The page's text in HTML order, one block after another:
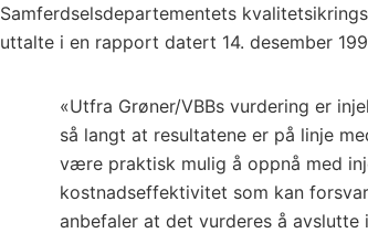
Samferdselsdepartementets
uttalte i en rapport datert 14. desember
«Utfra Grøner/VBBs vurdering er
så langt at resultatene er på linje
være praktisk mulig å oppnå med
kostnadseffektivitet som kan
anbefaler at det vurderes å avslutte